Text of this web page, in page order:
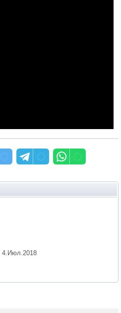
4.Июл.2018